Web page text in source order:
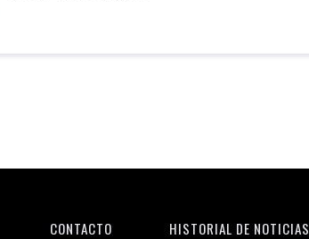
CONTACTO HISTORIAL DE NOTICIAS